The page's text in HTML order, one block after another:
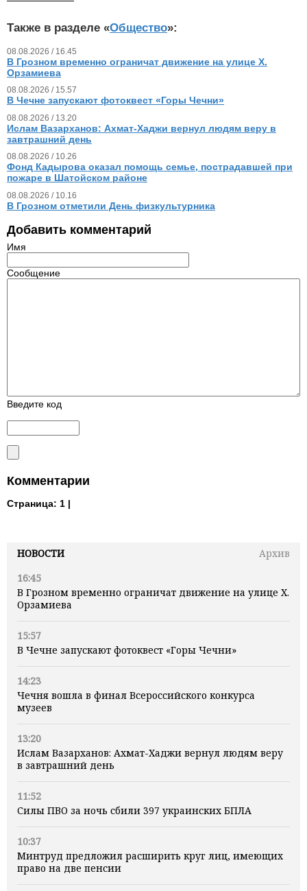
НОВОСТИ
Архив
16:45
В Грозном временно ограничат движение на улице Х.
Орзамиева
15:57
В Чечне запускают фотоквест «Горы Чечни»
14:23
Чечня вошла в финал Всероссийского конкурса
музеев
13:20
Ислам Вазарханов: Ахмат-Хаджи вернул людям веру
в завтрашний день
11:52
Силы ПВО за ночь сбили 397 украинских БПЛА
10:37
Минтруд предложил расширить круг лиц, имеющих
право на две пенсии
Также в разделе «Общество»:
08.08.2026 / 16.45
В Грозном временно ограничат движение на улице Х.
Орзамиева
08.08.2026 / 15.57
В Чечне запускают фотоквест «Горы Чечни»
08.08.2026 / 13.20
Ислам Вазарханов: Ахмат-Хаджи вернул людям веру в
завтрашний день
08.08.2026 / 10.26
Фонд Кадырова оказал помощь семье, пострадавшей при
пожаре в Шатойском районе
08.08.2026 / 10.16
В Грозном отметили День физкультурника
Добавить комментарий
Имя
Сообщение
Введите код
Комментарии
Страница: 1 |